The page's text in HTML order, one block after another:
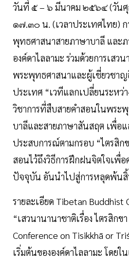
วันที่ ๕ – ๖ มีนาคม ๒๕๖๔ (วันศุ
๑๗.๓๐ น. (เวลาประเทศไทย) ก
พุทธศาสนาสายภาษาบาลี และ
องค์ดาไลลามะ ร่วมด้วยการเสว
พระพุทธศาสนาและผู้เชี่ยวชา
ประเทศ “เวทีแลกเปลี่ยนระหว่
วิชาการที่สืบสายคำสอนในพระ
บาลีและสายภาษาสันสฤต เพื่อ
ประสบการณ์ตามกรอบ “ไตรสิก
สอนไว้ถึงวิธีการฝึกฝนจิตใจเพื่
ปัจจุบัน อันนำไปสู่การหลุดพ้นสิ้
รายละเอียด Tibetan Buddhist
“เสวนานานาชาติเรื่อง ไตรสิกข
Conference on Tisikkhā or
เริ่มต้นขององค์ดาไลลามะ โดยใ